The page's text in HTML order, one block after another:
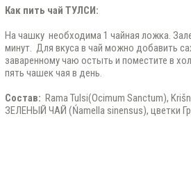
Как пить чай ТУЛСИ:
На чашку необходима 1 чайная ложка.
минут. Для вкуса в чай можно добавить
заваренному чаю остыть и поместите в
пять чашек чая в день.
Состав: Rama Tulsi(Ocimum Sanctum),
ЗЕЛЕНЫЙ ЧАЙ (Ńamella sinensus), цветки